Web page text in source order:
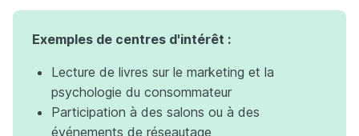
Exemples de centres d'intérêt :
Lecture de livres sur le marketing et la
psychologie du consommateur
Participation à des salons ou à des
événements de réseautage